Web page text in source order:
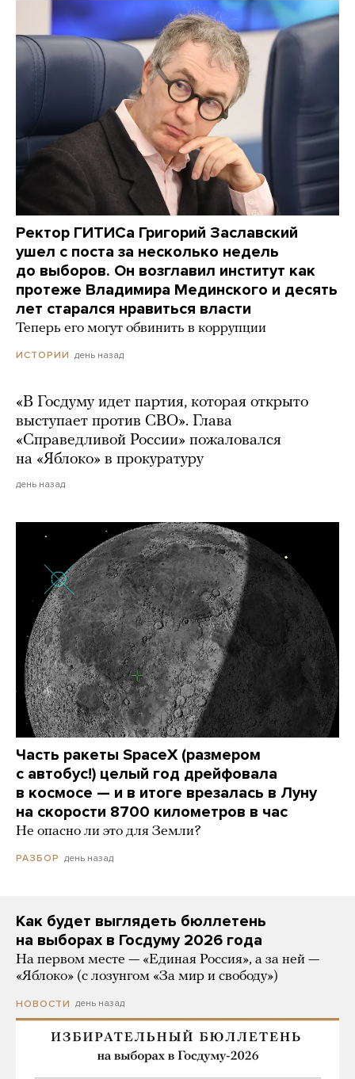
Ректор ГИТИСа Григорий Заславский
ушел с поста за несколько недель
до выборов. Он возглавил институт как
протеже Владимира Мединского и десять
лет старался нравиться власти
Теперь его могут обвинить в коррупции
ИСТОРИИ день назад
«В Госдуму идет партия, которая открыто
выступает против СВО». Глава
«Справедливой России» пожаловался
на «Яблоко» в прокуратуру
день назад
Часть ракеты SpaceX (размером
с автобус!) целый год дрейфовала
в космосе — и в итоге врезалась в Луну
на скорости 8700 километров в час
Не опасно ли это для Земли?
РАЗБОР день назад
Как будет выглядеть бюллетень
на выборах в Госдуму 2026 года
На первом месте — «Единая Россия», а за ней —
«Яблоко» (с лозунгом «За мир и свободу»)
НОВОСТИ день назад